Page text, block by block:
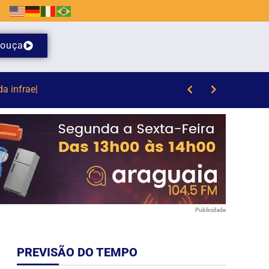
ouça
Publicidade
PREVISÃO DO TEMPO